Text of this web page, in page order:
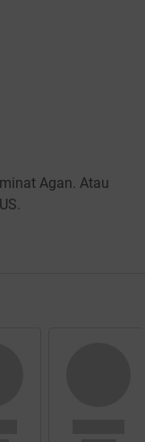
Agan. Atau